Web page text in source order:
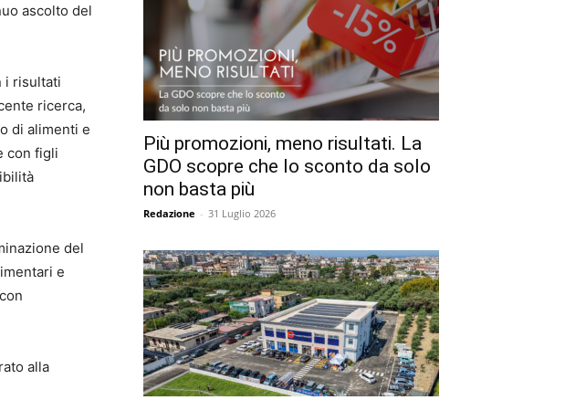
ascolto del
i risultati
ricerca,
di alimenti e
con figli
del
e
alla
Più promozioni, meno risultati. La
GDO scopre che lo sconto da solo
non basta più
Redazione - 31 Luglio 2026